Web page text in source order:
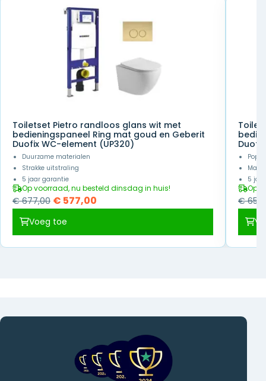
Toiletset Pietro randloos glans wit met
bedieningspaneel Ring mat goud en Geberit
Duofix WC-element (UP320)
Duurzame materialen
Strakke uitstraling
5 jaar garantie
Op voorraad, nu besteld dinsdag in huis!
€677,00 Oorspronkelijke
€ 677,00.
€ 577,00
€ 577,00.
Voeg toe
5
Op
€